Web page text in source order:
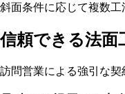
斜面条件に応じて複数
信頼できる法面
訪問営業による強引な